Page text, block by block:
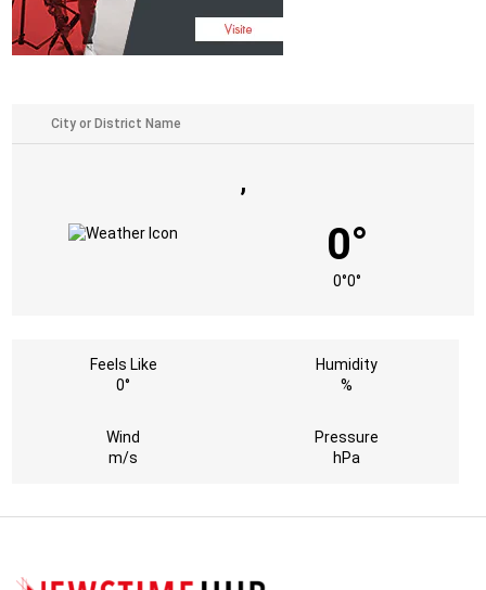
,
0°
0°0°
Feels Like
0°
Humidity
%
Wind
m/s
Pressure
hPa